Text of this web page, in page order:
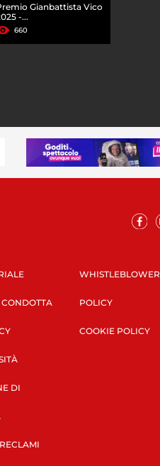
Gianbattista Vico
-...
660
DI
WHISTLEBLOWER
POLICY
COOKIE POLICY